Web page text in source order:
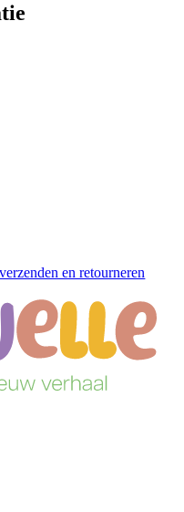
en retourneren